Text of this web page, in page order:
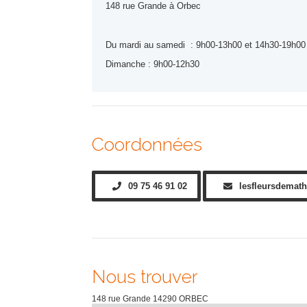
148 rue Grande à Orbec
Du mardi au samedi : 9h00-13h00 et 14h30-19h00
Dimanche : 9h00-12h30
Coordonnées
09 75 46 91 02
Nous trouver
148 rue Grande 14290ORBEC